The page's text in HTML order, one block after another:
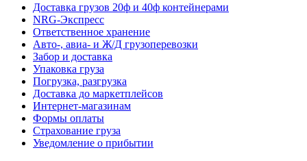
Доставка грузов 20ф и 40ф контейнерами
NRG-Экспресс
Ответственное хранение
Авто-, авиа- и Ж/Д грузоперевозки
Забор и доставка
Упаковка груза
Погрузка, разгрузка
Доставка до маркетплейсов
Интернет-магазинам
Формы оплаты
Страхование груза
Уведомление о прибытии